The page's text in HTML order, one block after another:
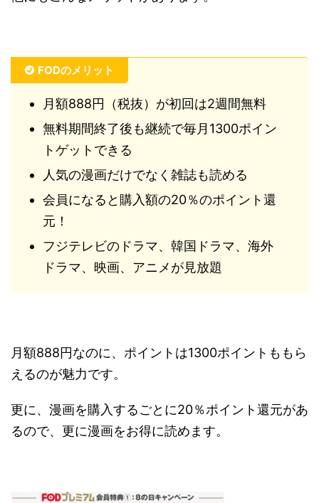
FODのメリット
月額888円（税抜）が初回は2週間無料
無料期間終了後も継続で毎月1300ポイン
トゲットできる
人気の漫画だけでなく雑誌も読める
会員になると購入額の20％のポイント還
元！
フジテレビのドラマ、韓国ドラマ、海外
ドラマ、映画、アニメが見放題
月額888円なのに、ポイントは1300ポイントももら
えるのが魅力です。
更に、漫画を購入するごとに20％ポイント還元があ
るので、更に漫画をお得に読めます。